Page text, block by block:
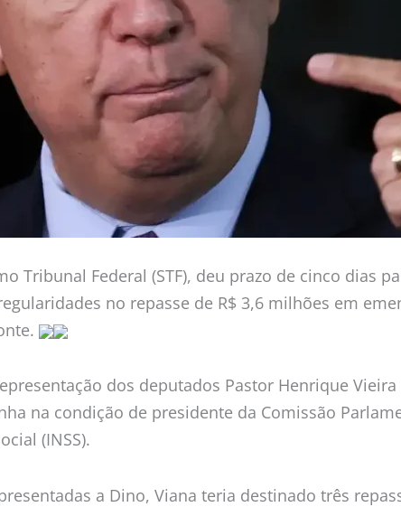
Tribunal Federal (STF), deu prazo de cinco dias
no repasse de R$ 3,6 milhões em
dos deputados Pastor Henrique Vieira
na condição de presidente da Comissão
(INSS).
a Dino, Viana teria destinado três